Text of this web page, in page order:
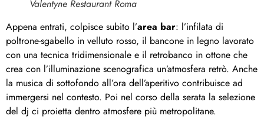
Valentyne Restaurant Roma
Appena entrati, colpisce subito l’area bar: l’infilata di
poltrone-sgabello in velluto rosso, il bancone in legno lavorato
con una tecnica tridimensionale e il retrobanco in ottone che
crea con l’illuminazione scenografica un’atmosfera retrò. Anche
la musica di sottofondo all’ora dell’aperitivo contribuisce ad
immergersi nel contesto. Poi nel corso della serata la selezione
del dj ci proietta dentro atmosfere più metropolitane.